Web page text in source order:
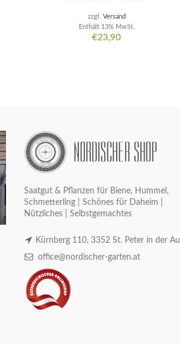
€23,90
Enthält 13% MwSt.
zzgl. Versand
Saatgut & Pflanzen für Biene, Hummel,
Schmetterling | Schönes für Daheim |
Nützliches | Selbstgemachtes
Kürnberg 110, 3352 St. Peter in der Au
office@nordischer-garten.at